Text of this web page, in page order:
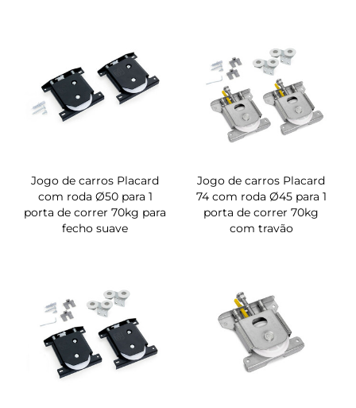
Jogo de carros Placard
com roda Ø50 para 1
porta de correr 70kg para
fecho suave
Jogo de carros Placard
74 com roda Ø45 para 1
porta de correr 70kg
com travão